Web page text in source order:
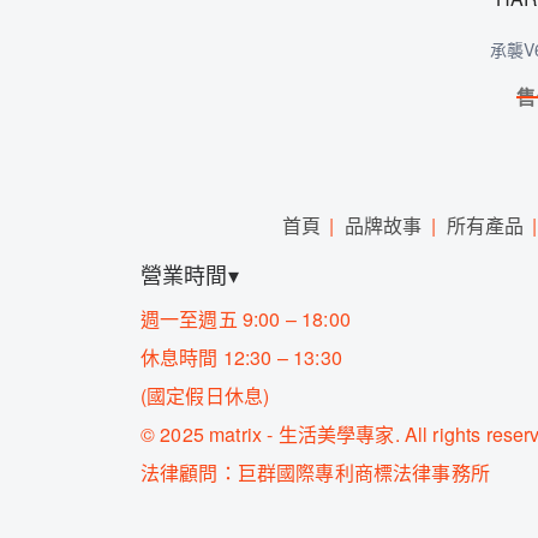
承襲
首頁 品牌故事 所有產品
營業時間▾
週一至週五 9:00 – 18:00
休息時間 12:30 – 13:30
(國定假日休息)
©2025 matrix - 生活美學專家. All rights
法律顧問：巨群國際專利商標法律事務所